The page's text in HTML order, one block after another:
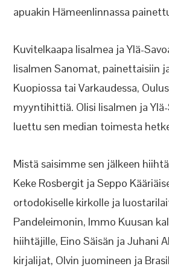
apuakin Hämeenlinnassa
Kuvitelkaapa Iisalmea ja Ylä-
Iisalmen Sanomat, painettaisiin
Kuopiossa tai Varkaudessa,
myyntihittiä. Olisi Iisalmen ja
luettu sen median toimesta
Mistä saisimme sen jälkeen
Keke Rosbergit ja Seppo
ortodokiselle kirkolle ja
Pandeleimonin, Immo Kuusan
hiihtäjille, Eino Säisän ja Juhani
kirjalijat, Olvin juomineen ja